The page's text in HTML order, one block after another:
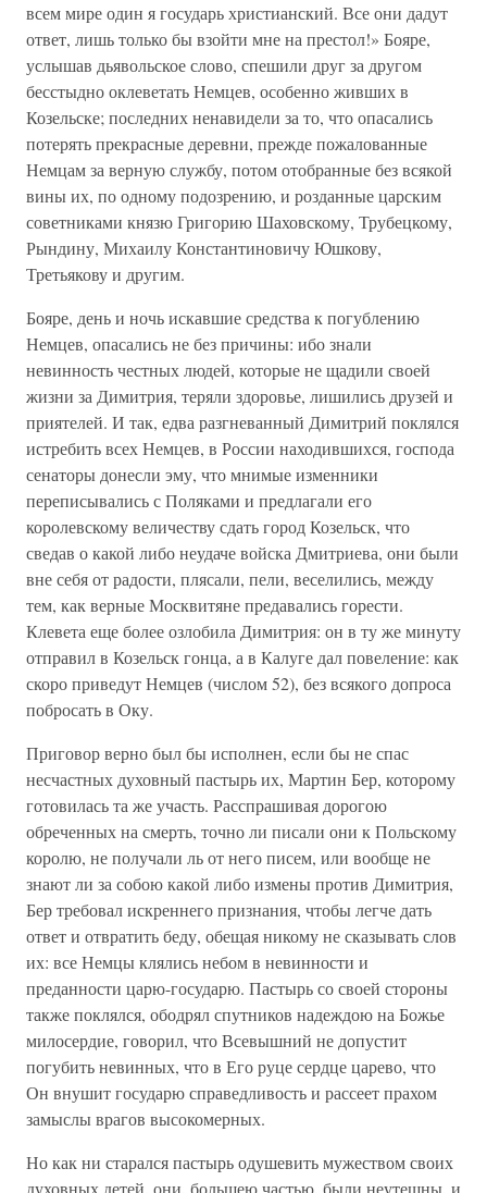
всем мире один я государь христианский. Все они дадут
ответ, лишь только бы взойти мне на престол!» Бояре,
услышав дьявольское слово, спешили друг за другом
бесстыдно оклеветать Немцев, особенно живших в
Козельске; последних ненавидели за то, что опасались
потерять прекрасные деревни, прежде пожалованные
Немцам за верную службу, потом отобранные без всякой
вины их, по одному подозрению, и розданные царским
советниками князю Григорию Шаховскому, Трубецкому,
Рындину, Михаилу Константиновичу Юшкову,
Третьякову и другим.
Бояре, день и ночь искавшие средства к погублению
Немцев, опасались не без причины: ибо знали
невинность честных людей, которые не щадили своей
жизни за Димитрия, теряли здоровье, лишились друзей и
приятелей. И так, едва разгневанный Димитрий поклялся
истребить всех Немцев, в России находившихся, господа
сенаторы донесли эму, что мнимые изменники
переписывались с Поляками и предлагали его
королевскому величеству сдать город Козельск, что
сведав о какой либо неудаче войска Дмитриева, они были
вне себя от радости, плясали, пели, веселились, между
тем, как верные Москвитяне предавались горести.
Клевета еще более озлобила Димитрия: он в ту же минуту
отправил в Козельск гонца, а в Калуге дал повеление: как
скоро приведут Немцев (числом 52), без всякого допроса
побросать в Оку.
Приговор верно был бы исполнен, если бы не спас
несчастных духовный пастырь их, Мартин Бер, которому
готовилась та же участь. Расспрашивая дорогою
обреченных на смерть, точно ли писали они к Польскому
королю, не получали ль от него писем, или вообще не
знают ли за собою какой либо измены против Димитрия,
Бер требовал искреннего признания, чтобы легче дать
ответ и отвратить беду, обещая никому не сказывать слов
их: все Немцы клялись небом в невинности и
преданности царю-государю. Пастырь со своей стороны
также поклялся, ободрял спутников надеждою на Божье
милосердие, говорил, что Всевышний не допустит
погубить невинных, что в Его руце сердце царево, что
Он внушит государю справедливость и рассеет прахом
замыслы врагов высокомерных.
Но как ни старался пастырь одушевить мужеством своих
духовных детей, они, большею частью, были неутешны, и